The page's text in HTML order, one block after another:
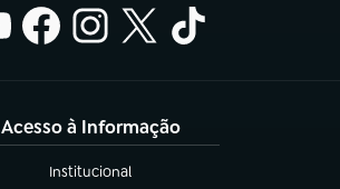
Acesso à Informação
Institucional
(abre em nova aba)